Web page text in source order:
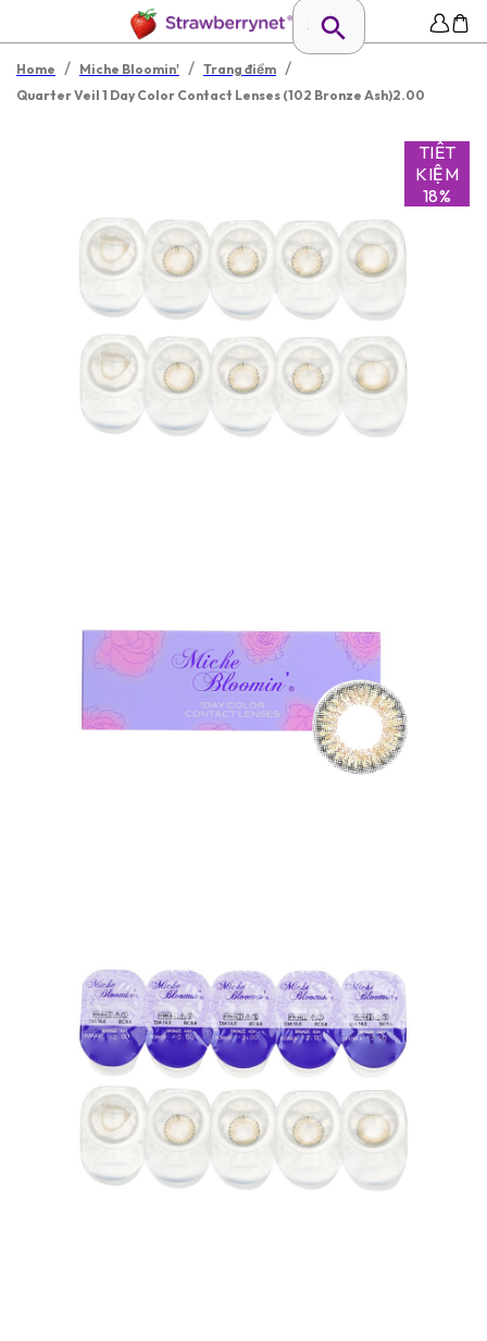
Home / Miche Bloomin' / Trang điểm /
Quarter Veil 1 Day Color Contact Lenses (102 Bronze Ash)2.00
TIẾT
KIỆM
18%